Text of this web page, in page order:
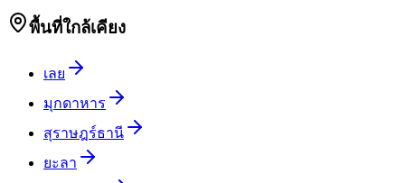
พื้นที่ใกล้เคียง
เลย
มุกดาหาร
สุราษฎร์ธานี
ยะลา